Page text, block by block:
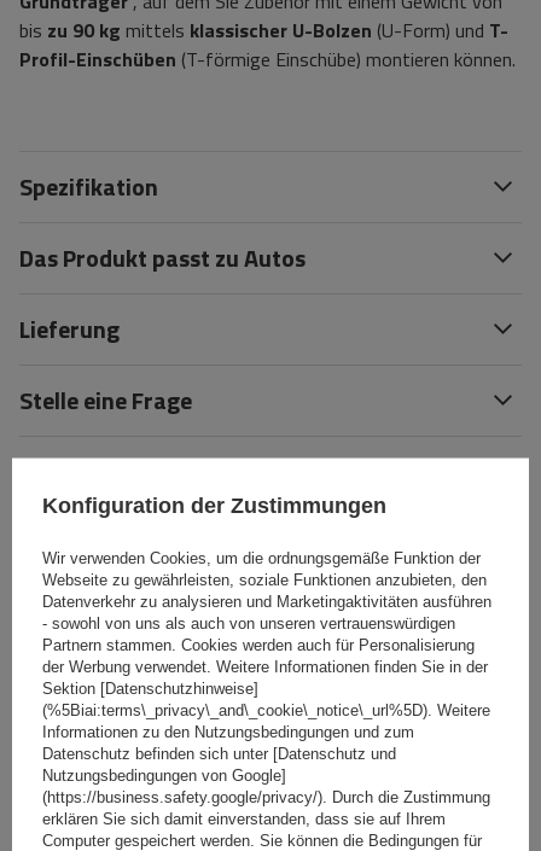
bis zu 90 kg mittels klassischer U-Bolzen (U-Form) und T-
Profil-Einschüben (T-förmige Einschübe) montieren können.
Spezifikation
Das Produkt passt zu Autos
Lieferung
Stelle eine Frage
5/5
Anzahl der abgegebenen Bewertungen: 1
Bewertung hinzufügen
Für Ihre Bewertung erhalten Sie
unserem Treueprogramm.
Konfiguration der Zustimmungen
Wir verwenden Cookies, um die ordnungsgemäße Funktion der
Webseite zu gewährleisten, soziale Funktionen anzubieten, den
Datenverkehr zu analysieren und Marketingaktivitäten ausführen
- sowohl von uns als auch von unseren vertrauenswürdigen
Partnern stammen. Cookies werden auch für Personalisierung
der Werbung verwendet. Weitere Informationen finden Sie in der
Sektion [Datenschutzhinweise]
(%5Biai:terms\_privacy\_and\_cookie\_notice\_url%5D). Weitere
Informationen zu den Nutzungsbedingungen und zum
Datenschutz befinden sich unter [Datenschutz und
Nutzungsbedingungen von Google]
(https://business.safety.google/privacy/). Durch die Zustimmung
erklären Sie sich damit einverstanden, dass sie auf Ihrem
Computer gespeichert werden. Sie können die Bedingungen für